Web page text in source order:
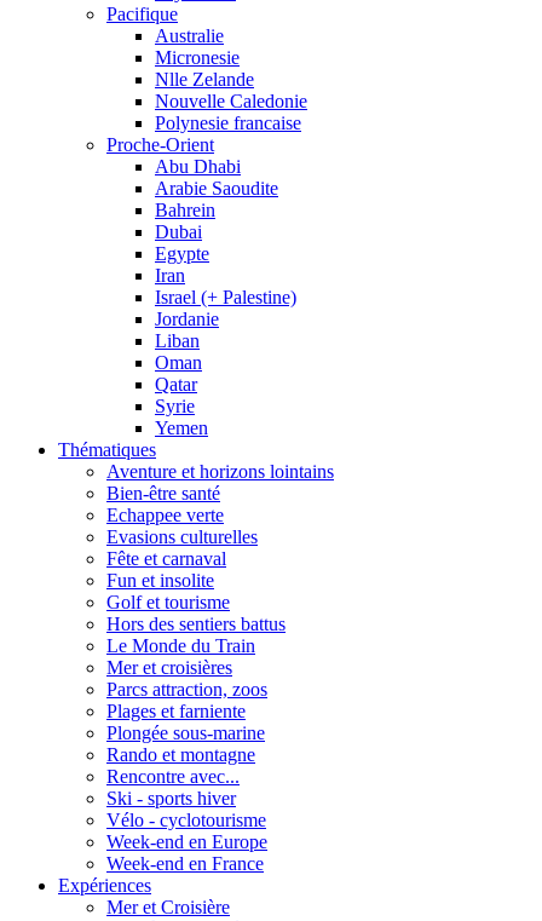
Pacifique
Australie
Micronesie
Nlle Zelande
Nouvelle Caledonie
Polynesie francaise
Proche-Orient
Abu Dhabi
Arabie Saoudite
Bahrein
Dubai
Egypte
Iran
Israel (+ Palestine)
Jordanie
Liban
Oman
Qatar
Syrie
Yemen
Thématiques
Aventure et horizons lointains
Bien-être santé
Echappee verte
Evasions culturelles
Fête et carnaval
Fun et insolite
Golf et tourisme
Hors des sentiers battus
Le Monde du Train
Mer et croisières
Parcs attraction, zoos
Plages et farniente
Plongée sous-marine
Rando et montagne
Rencontre avec...
Ski - sports hiver
Vélo - cyclotourisme
Week-end en Europe
Week-end en France
Expériences
Mer et Croisière